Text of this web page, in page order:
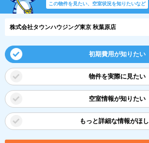
この物件を見たい、空室状況を知りたいなど
株式会社タウンハウジング東京 秋葉原店
初期費用が知りたい
物件を実際に見たい
空室情報が知りたい
もっと詳細な情報がほ